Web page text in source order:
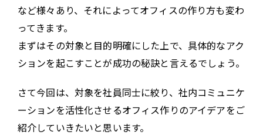
など様々あり、それによってオフィスの作り方も変わ
ってきます。
まずはその対象と目的明確にした上で、具体的なアク
ションを起こすことが成功の秘訣と言えるでしょう。
さて今回は、対象を社員同士に絞り、社内コミュニケ
ーションを活性化させるオフィス作りのアイデアをご
紹介していきたいと思います。